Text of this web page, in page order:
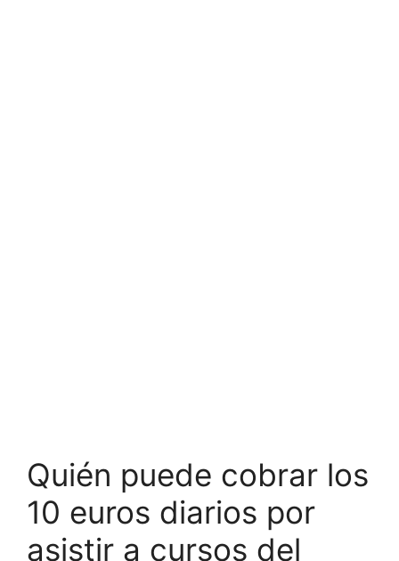
Quién puede cobrar los
10 euros diarios por
asistir a cursos del